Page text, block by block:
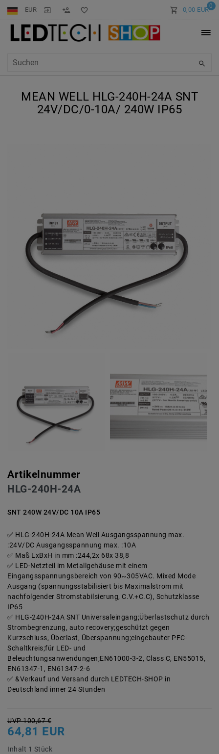
EUR 0
0,00 EUR
MEAN WELL HLG-240H-24A SNT
24V/DC/0-10A/ 240W IP65
Artikelnummer
HLG-240H-24A
SNT 240W 24V/DC 10A IP65
HLG-240H-24A Mean Well Ausgangsspannung max.
:24V/DC Ausgangsspannung max. :10A
Maß LxBxH in mm :244,2x 68x 38,8
LED-Netzteil im Metallgehäuse mit einem
Eingangsspannungsbereich von 90~305VAC. Mixed Mode
Ausgang (spannungsstabilisiert bis Maximalstrom mit
nachfolgender Stromstabilsierung, C.V.+C.C), Schutzklasse
IP65
HLG-240H-24A SNT Universaleingang;Überlastschutz durch
Strombegrenzung, auto recovery;geschützt gegen
Kurzschluss, Überlast, Überspannung;eingebauter PFC-
Schaltkreis;für LED- und
Beleuchtungsanwendungen;EN61000-3-2, Class C, EN55015,
EN61347-1, EN61347-2-6
&Verkauf und Versand durch LEDTECH-SHOP in
Deutschland inner 24 Stunden
UVP 100,67 €
64,81 EUR
Inhalt 1 Stück